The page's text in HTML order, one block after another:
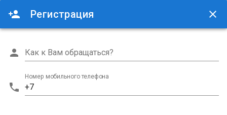
Регистрация close
person Как к Вам обращаться?
phone
Номер мобильного телефона
+7
home ЖКХ ОНЛАЙН